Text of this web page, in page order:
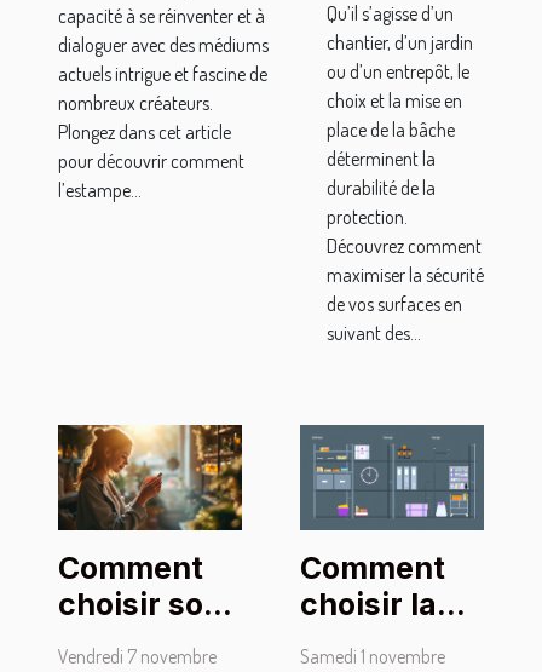
capacité à se réinventer et à
dialoguer avec des médiums
actuels intrigue et fascine de
nombreux créateurs.
Plongez dans cet article
pour découvrir comment
l’estampe...
Qu’il s’agisse d’un
chantier, d’un jardin
ou d’un entrepôt, le
choix et la mise en
place de la bâche
déterminent la
durabilité de la
protection.
Découvrez comment
maximiser la sécurité
de vos surfaces en
suivant des...
Comment
choisir son
parfum
Vendredi 7 novembre
Comment
choisir la
taille
Samedi 1 novembre